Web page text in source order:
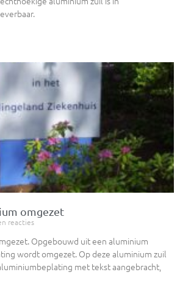
omgezet
reacties
Opgebouwd uit een aluminium
wordt omgezet. Op deze aluminium zuil
met tekst aangebracht,